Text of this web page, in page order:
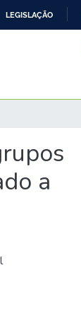
LEGISLAÇÃO
a